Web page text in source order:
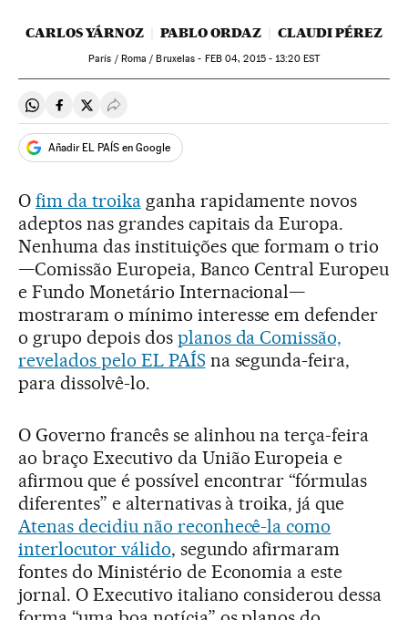
CARLOS YÁRNOZ PABLO ORDAZ CLAUDI PÉREZ
París / Roma / Bruxelas - FEB04, 2015 - 13:20EST
Compartir en Whatsapp
Compartir en Facebook
Compartir en Twitter
Desplegar Redes Sociales
Añadir EL PAÍS en Google
O fim da troikaganha rapidamente novos
adeptos nas grandes capitais da Europa.
Nenhuma das instituições que formam o trio
—Comissão Europeia, Banco Central Europeu
e Fundo Monetário Internacional—
mostraram o mínimo interesse em defender
o grupo depois dos planos da Comissão,
revelados pelo EL PAÍS na segunda-feira,
para dissolvê-lo.
O Governo francês se alinhou na terça-feira
ao braço Executivo da União Europeia e
afirmou que é possível encontrar “fórmulas
diferentes” e alternativas à troika, já que
Atenas decidiu não reconhecê-la como
interlocutor válido, segundo afirmaram
fontes do Ministério de Economia a este
jornal. O Executivo italiano considerou dessa